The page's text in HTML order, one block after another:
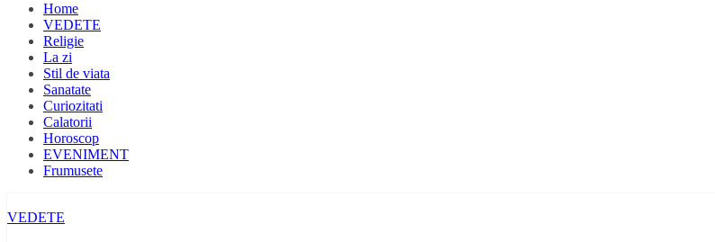
Home
VEDETE
Religie
La zi
Stil de viata
Sanatate
Curiozitati
Calatorii
Horoscop
EVENIMENT
Frumusete
VEDETE